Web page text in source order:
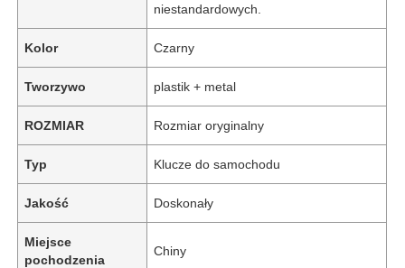
niestandardowych.
Kolor Czarny
Tworzywo plastik + metal
ROZMIAR Rozmiar oryginalny
Typ Klucze do samochodu
Jakość Doskonały
Miejsce
pochodzenia
Chiny